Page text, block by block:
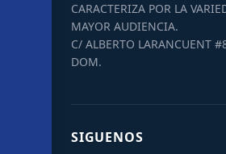
CARACTERIZA POR LA
MAYOR AUDIENCIA.
C/ ALBERTO LARANCUENT
DOM.
SIGUENOS